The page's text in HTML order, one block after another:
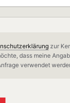
zur
dass meine
verwendet